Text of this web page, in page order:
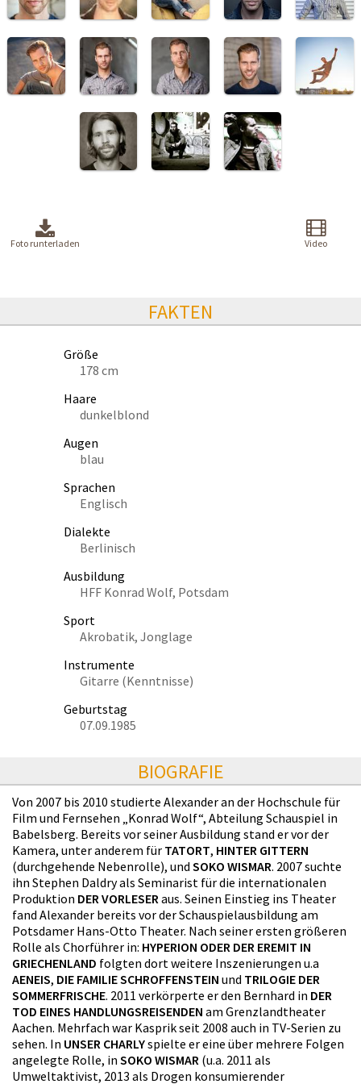
Foto runterladen Video
FAKTEN
Größe
178 cm
Haare
dunkelblond
Augen
blau
Sprachen
Englisch
Dialekte
Berlinisch
Ausbildung
HFF Konrad Wolf, Potsdam
Sport
Akrobatik, Jonglage
Instrumente
Gitarre (Kenntnisse)
Geburtstag
07.09.1985
BIOGRAFIE
Von 2007 bis 2010 studierte Alexander an der Hochschule für
Film und Fernsehen „Konrad Wolf“, Abteilung Schauspiel in
Babelsberg. Bereits vor seiner Ausbildung stand er vor der
Kamera, unter anderem für TATORT, HINTER GITTERN
(durchgehende Nebenrolle), und SOKO WISMAR. 2007 suchte
ihn Stephen Daldry als Seminarist für die internationalen
Produktion DER VORLESER aus. Seinen Einstieg ins Theater
fand Alexander bereits vor der Schauspielausbildung am
Potsdamer Hans-Otto Theater. Nach seiner ersten größeren
Rolle als Chorführer in: HYPERION ODER DER EREMIT IN
GRIECHENLAND folgten dort weitere Inszenierungen u.a
AENEIS, DIE FAMILIE SCHROFFENSTEIN und TRILOGIE DER
SOMMERFRISCHE. 2011 verkörperte er den Bernhard in DER
TOD EINES HANDLUNGSREISENDEN am Grenzlandtheater
Aachen. Mehrfach war Kasprik seit 2008 auch in TV-Serien zu
sehen. In UNSER CHARLYspielte er eine über mehrere Folgen
angelegte Rolle, in SOKO WISMAR (u.a. 2011 als
Umweltaktivist, 2013 als Drogen konsumierender